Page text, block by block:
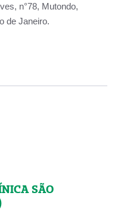
n°78, Mutondo,
de Janeiro.
SÃO